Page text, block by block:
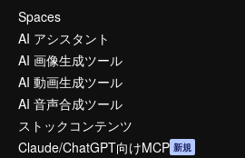
Spaces
AI アシスタント
AI 画像生成ツール
AI 動画生成ツール
AI 音声合成ツール
ストックコンテンツ
Claude/ChatGPT向けMCP 新規